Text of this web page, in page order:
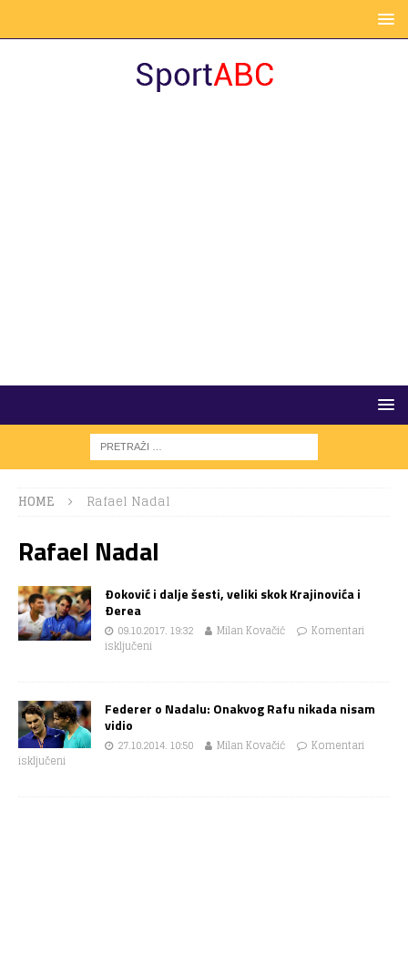
HOME Rafael Nadal
Rafael Nadal
Ðoković i dalje šesti, veliki skok Krajinovića i
Ðerea
09.10.2017. 19:32 Milan Kovačić
Komentari
isključeni
Federer o Nadalu: Onakvog Rafu nikada nisam
vidio
27.10.2014. 10:50 Milan Kovačić
Komentari
isključeni